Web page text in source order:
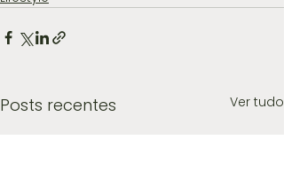
Posts recentes Ver tudo